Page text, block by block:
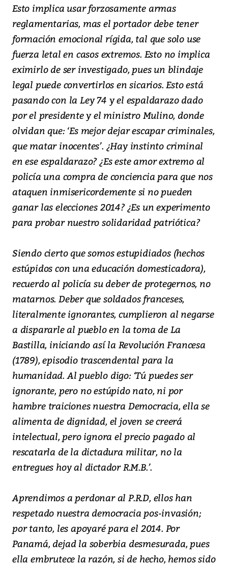
Esto implica usar forzosamente armas
reglamentarias, mas el portador debe tener
formación emocional rígida, tal que solo use
fuerza letal en casos extremos. Esto no implica
eximirlo de ser investigado, pues un blindaje
legal puede convertirlos en sicarios. Esto está
pasando con la Ley 74 y el espaldarazo dado
por el presidente y el ministro Mulino, donde
olvidan que: ‘Es mejor dejar escapar criminales,
que matar inocentes’. ¿Hay instinto criminal
en ese espaldarazo? ¿Es este amor extremo al
policía una compra de conciencia para que nos
ataquen inmisericordemente si no pueden
ganar las elecciones 2014? ¿Es un experimento
para probar nuestro solidaridad patriótica?
Siendo cierto que somos estupidiados (hechos
estúpidos con una educación domesticadora),
recuerdo al policía su deber de protegernos, no
matarnos. Deber que soldados franceses,
literalmente ignorantes, cumplieron al negarse
a dispararle al pueblo en la toma de La
Bastilla, iniciando así la Revolución Francesa
(1789), episodio trascendental para la
humanidad. Al pueblo digo: ‘Tú puedes ser
ignorante, pero no estúpido nato, ni por
hambre traiciones nuestra Democracia, ella se
alimenta de dignidad, el joven se creerá
intelectual, pero ignora el precio pagado al
rescatarla de la dictadura militar, no la
entregues hoy al dictador R.M.B.’.
Aprendimos a perdonar al P.R.D, ellos han
respetado nuestra democracia pos-invasión;
por tanto, les apoyaré para el 2014. Por
Panamá, dejad la soberbia desmesurada, pues
ella embrutece la razón, si de hecho, hemos sido